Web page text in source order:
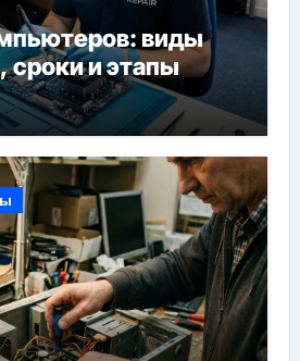
виды
сроки и этапы